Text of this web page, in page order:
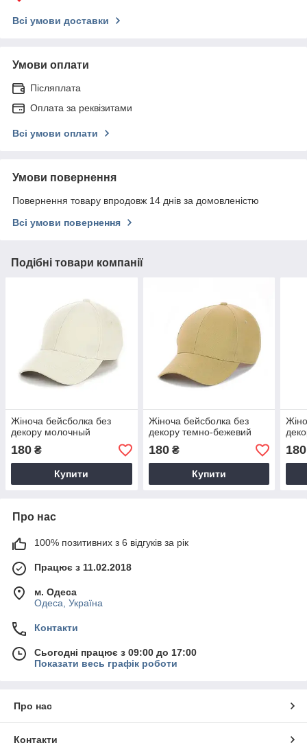
Всі умови доставки
Умови оплати
Післяплата
Оплата за реквізитами
Всі умови оплати
Умови повернення
Повернення товару впродовж 14 днів за домовленістю
Всі умови повернення
Подібні товари компанії
Жіноча бейсболка без
декору молочный
180 ₴
Купити
Жіноча бейсболка без
декору темно-бежевий
180₴
Купити
180
Про нас
100% позитивних з 6 відгуків за рік
Працює з 11.02.2018
м. Одеса
Одеса, Україна
Контакти
Сьогодні працює з 09:00 до 17:00
Показати весь графік роботи
Про нас
Контакти